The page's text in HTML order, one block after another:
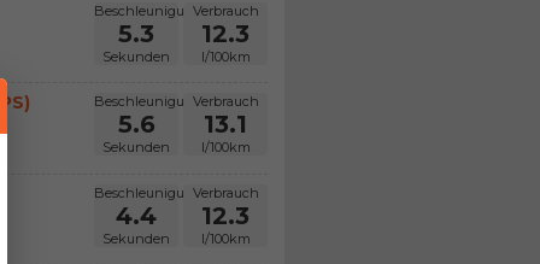
Beschleunigung
5.3
Sekunden
Verbrauch
12.3
l/100km
Beschleunigung
5.6
Sekunden
Verbrauch
13.1
l/100km
Beschleunigung
4.4
Sekunden
Verbrauch
12.3
l/100km